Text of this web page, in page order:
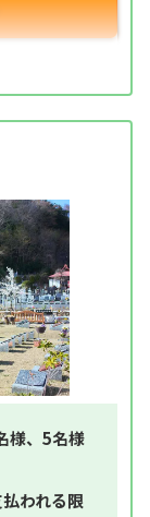
様、5名様
われる限